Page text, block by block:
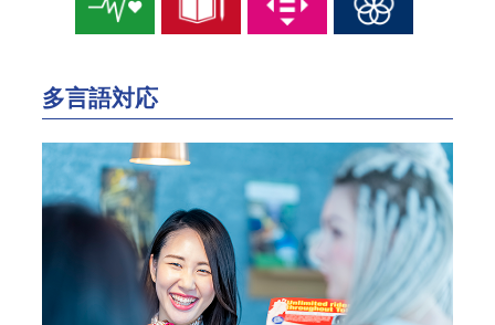
多言語対応